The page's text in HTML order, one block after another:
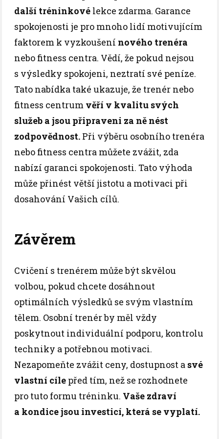
další tréninkové lekce zdarma. Garance
spokojenosti je pro mnoho lidí motivujícím
faktorem k vyzkoušení nového trenéra
nebo fitness centra. Vědí, že pokud nejsou
s výsledky spokojeni, neztratí své peníze.
Tato nabídka také ukazuje, že trenér nebo
fitness centrum věří v kvalitu svých
služeb a jsou připraveni za ně nést
zodpovědnost. Při výběru osobního trenéra
nebo fitness centra můžete zvážit, zda
nabízí garanci spokojenosti. Tato výhoda
může přinést větší jistotu a motivaci při
dosahování Vašich cílů.
Závěrem
Cvičení s trenérem může být skvělou
volbou, pokud chcete dosáhnout
optimálních výsledků se svým vlastním
tělem. Osobní trenér by měl vždy
poskytnout individuální podporu, kontrolu
techniky a potřebnou motivaci.
Nezapomeňte zvážit ceny, dostupnost a své
vlastní cíle před tím, než se rozhodnete
pro tuto formu tréninku. Vaše zdraví
a kondice jsou investicí, která se vyplatí.